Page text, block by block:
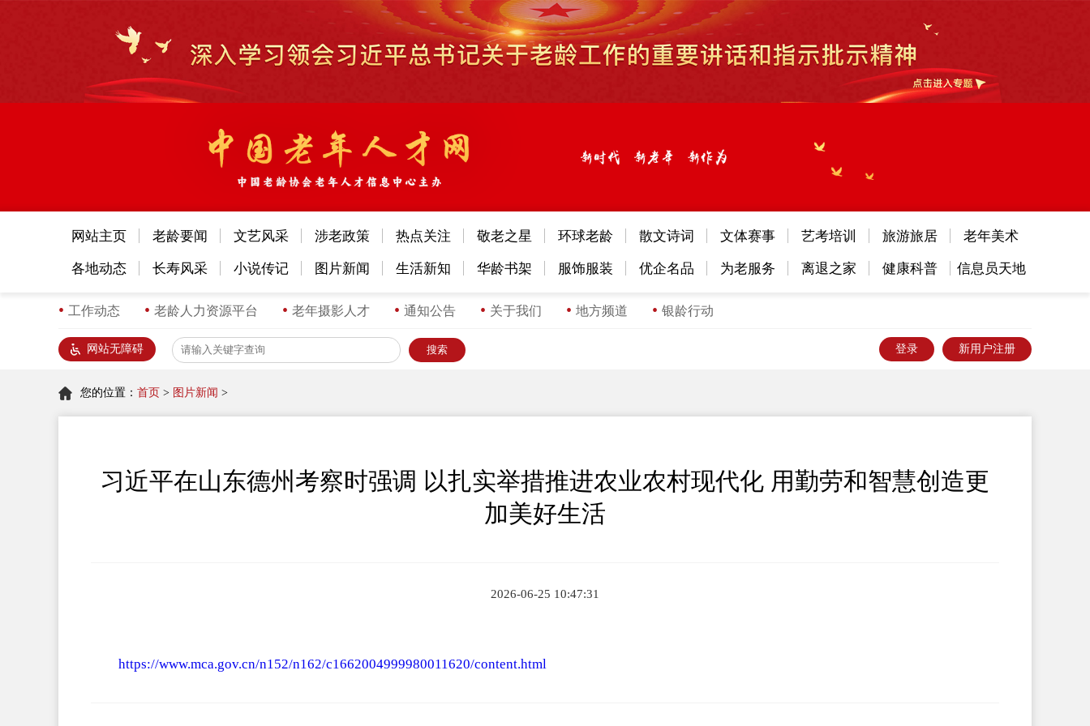
网站主页 老龄要闻 文艺风采 涉老政策 热点关注 敬老之星 环球老龄 散文诗词 文体赛事 艺考培训 旅游旅居 老年美术
各地动态 长寿风采 小说传记 图片新闻 生活新知 华龄书架 服饰服装 优企名品 为老服务 离退之家 健康科普 信息员天地
工作动态 老龄人力资源平台 老年摄影人才 通知公告 关于我们 地方频道 银龄行动
网站无障碍 登录 新用户注册
您的位置： 首页 > 图片新闻 >
习近平在山东德州考察时强调 以扎实举措推进农业农村现代化 用勤劳和智慧创造更
加美好生活
2026-06-25 10:47:31
https://www.mca.gov.cn/n152/n162/c1662004999980011620/content.html